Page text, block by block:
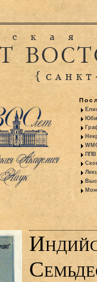
ППВ